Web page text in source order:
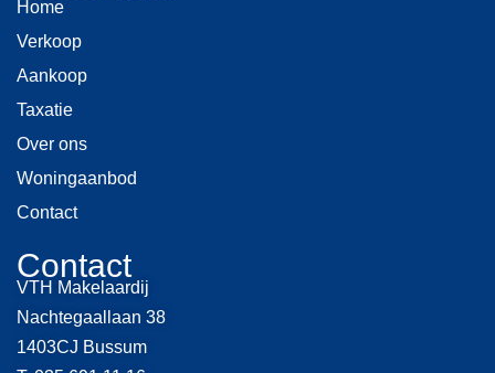
Home
Verkoop
Aankoop
Taxatie
Over ons
Woningaanbod
Contact
Contact
VTH Makelaardij
Nachtegaallaan 38
1403CJ Bussum